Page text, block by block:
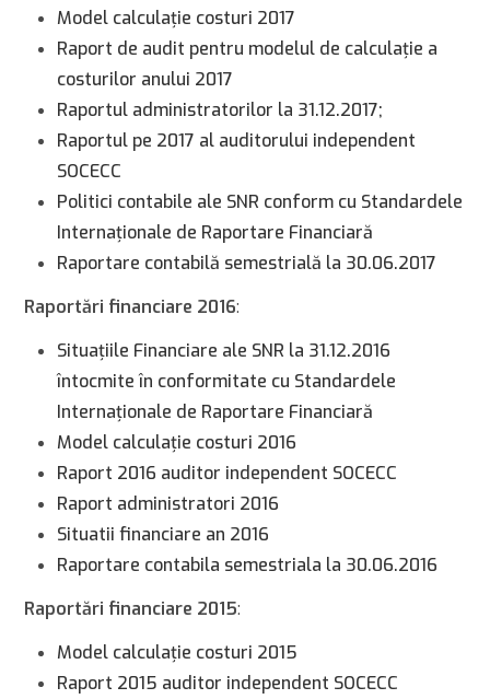
Model calculaţie costuri 2017
Raport de audit pentru modelul de calculaţie a
costurilor anului 2017
Raportul administratorilor la 31.12.2017;
Raportul pe 2017 al auditorului independent
SOCECC
Politici contabile ale SNR conform cu Standardele
Internaţionale de Raportare Financiară
Raportare contabilă semestrială la 30.06.2017
Raportări financiare 2016:
Situaţiile Financiare ale SNR la 31.12.2016
întocmite în conformitate cu Standardele
Internaţionale de Raportare Financiară
Model calculaţie costuri 2016
Raport 2016 auditor independent SOCECC
Raport administratori 2016
Situatii financiare an 2016
Raportare contabila semestriala la 30.06.2016
Raportări financiare 2015:
Model calculaţie costuri 2015
Raport 2015 auditor independent SOCECC